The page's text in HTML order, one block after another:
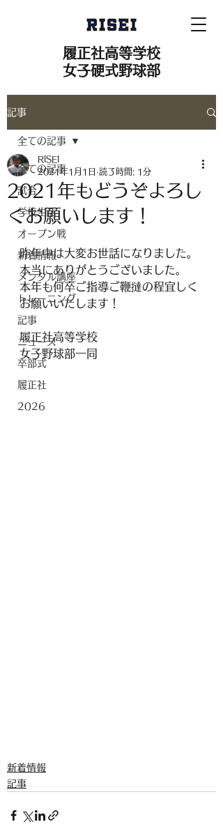
履正社高等学校
女子硬式野球部
記事
全ての記事
試合
学校生活
オープン戦
新着情報
メンタル講座
トレーニング
記事
ニュース
卒部式
履正社
2026
全ての記事
2021年もどうぞよろし
くお願いします！
RISEI
2021年1月1日 読了時間: 1分
昨年中は大変お世話になりました。
本当にありがとうございました。
本年も何卒ご指導ご鞭撻の程宜しく
お願いいたします！
履正社高等学校
女子野球部一同
新着情報
記事